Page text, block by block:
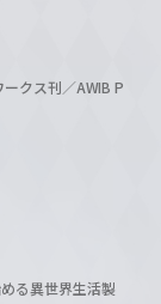
クス刊／AWIB P
る異世界生活製